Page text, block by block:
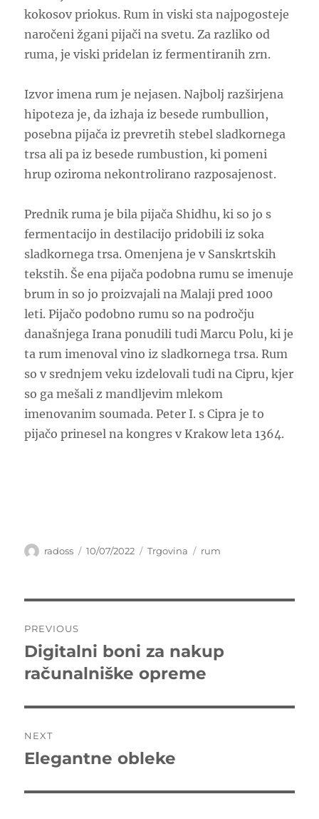
kokosov priokus. Rum in viski sta najpogosteje
naročeni žgani pijači na svetu. Za razliko od
ruma, je viski pridelan iz fermentiranih zrn.
Izvor imena rum je nejasen. Najbolj razširjena
hipoteza je, da izhaja iz besede rumbullion,
posebna pijača iz prevretih stebel sladkornega
trsa ali pa iz besede rumbustion, ki pomeni
hrup oziroma nekontrolirano razposajenost.
Prednik ruma je bila pijača Shidhu, ki so jo s
fermentacijo in destilacijo pridobili iz soka
sladkornega trsa. Omenjena je v Sanskrtskih
tekstih. Še ena pijača podobna rumu se imenuje
brum in so jo proizvajali na Malaji pred 1000
leti. Pijačo podobno rumu so na področju
današnjega Irana ponudili tudi Marcu Polu, ki je
ta rum imenoval vino iz sladkornega trsa. Rum
so v srednjem veku izdelovali tudi na Cipru, kjer
so ga mešali z mandljevim mlekom
imenovanim soumada. Peter I. s Cipra je to
pijačo prinesel na kongres v Krakow leta 1364.
Author
radoss
Posted
10/07/2022 Categories
Trgovina Tags
rum
navigation
PREVIOUS
Previous
post:
Digitalni boni za nakup
računalniške opreme
NEXT
Next
Elegantne obleke